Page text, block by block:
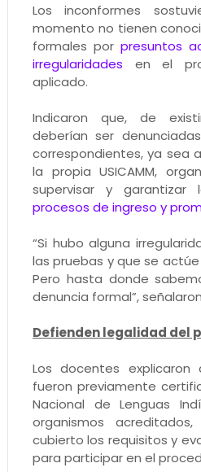
Los inconformes
momento no tienen
formales por presuntos
irregularidades en el
aplicado.
Indicaron que, de
deberían ser
correspondientes, ya sea
la propia USICAMM,
supervisar y
procesos de ingreso y
“Si hubo alguna
las pruebas y que se
Pero hasta donde
denuncia formal”,
Defienden legalidad del
Los docentes explicaron
fueron previamente
Nacional de Lenguas
organismos
cubierto los requisitos y
para participar en el